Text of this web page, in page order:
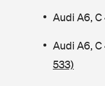
Audi A6, C
Audi A6, C
533)